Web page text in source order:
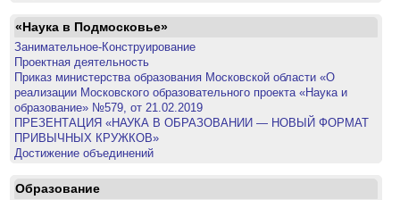
«Наука в Подмосковье»
Занимательное-Конструирование
Проектная деятельность
Приказ министерства образования Московской области «О
реализации Московского образовательного проекта «Наука и
образование» №579, от 21.02.2019
ПРЕЗЕНТАЦИЯ «НАУКА В ОБРАЗОВАНИИ — НОВЫЙ ФОРМАТ
ПРИВЫЧНЫХ КРУЖКОВ»
Достижение объединений
Образование